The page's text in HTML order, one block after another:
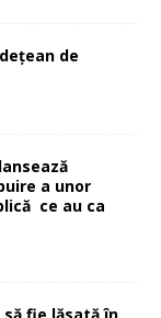
de
a unor
ce au ca